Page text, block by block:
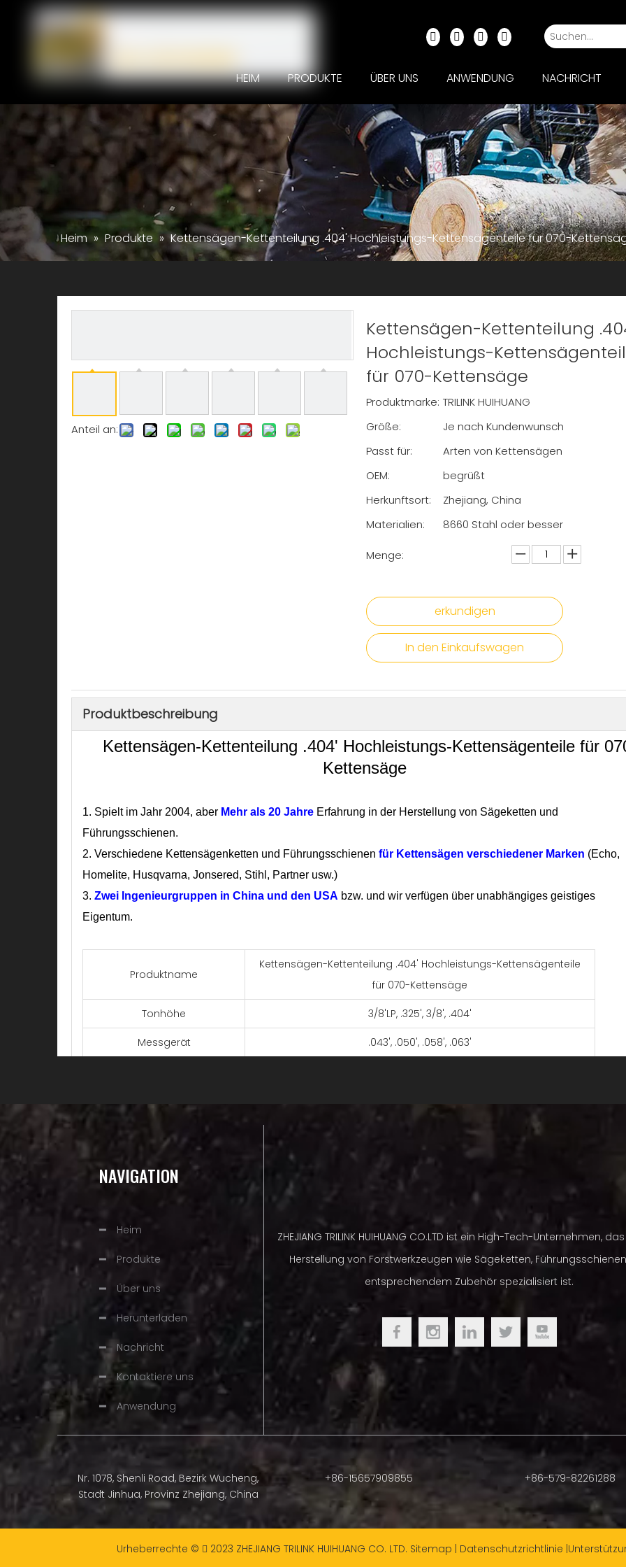
HEIM PRODUKTE ÜBER UNS ANWENDUNG NACHRICHT
Heim » Produkte » Kettensägen-Kettenteilung .404' Hochleistungs-Kettensägenteile für 070-
Anteil an:
Kettensägen-Kettenteilung
Hochleistungs-
für 070-Kettensäge
Produktmarke: TRILINK HUIHUANG
Größe:
Je nach Kundenwunsch
Passt für:
Arten von Kettensägen
OEM:
begrüßt
Herkunftsort:
Zhejiang, China
Materialien:
8660 Stahl oder besser
Menge:
erkundigen
In den Einkaufswagen
Produktbeschreibung
Kettensägen-Kettenteilung .404' Hochleistungs-Kettensägenteile für
Kettensäge
1. Spielt im Jahr 2004, aber Mehr als 20 Jahre Erfahrung in der Herstellung von Sägeketten und
Führungsschienen.
2. Verschiedene Kettensägenketten und Führungsschienen für Kettensägen verschiedener Marken (Echo,
Homelite, Husqvarna, Jonsered, Stihl, Partner usw.)
3. Zwei Ingenieurgruppen in China und den USA bzw. und wir verfügen über unabhängiges geistiges
Eigentum.
Produktname
Kettensägen-Kettenteilung .404' Hochleistungs-Kettensägenteile
für 070-Kettensäge
Tonhöhe 3/8'LP, .325', 3/8', .404'
Messgerät .043', .050', .058', .063'
Material
1. TriLink-Sägeketten-Halbmeißelketten sind auf Präzision,
Ausgewogenheit und geringe Vibrationen ausgelegt.
2. Schneiden Sie schneller bei schmutzigen und kiesigen
3. Alle unsere Halbmeißelketten werden mit fortschrittlicher
Wärmebehandlung und Hartchrom hergestellt, um eine
verbesserte Schneidleistung zu ermöglichen.
Passt für Hervorragende Leistungskette für professionelle Anwender
Marke TRILINK HUIHUANG
Verpackung im Blister, Farbbox, Metallbox etc.
NAVIGATION
Heim
Produkte
Über uns
Herunterladen
Nachricht
Kontaktiere uns
Anwendung
ZHEJIANG TRILINK HUIHUANG CO.LTD ist ein High-Tech-Unternehmen,
Herstellung von Forstwerkzeugen wie Sägeketten,
entsprechendem Zubehör spezialisiert ist.
Nr. 1078, Shenli Road, Bezirk Wucheng,
Stadt Jinhua, Provinz Zhejiang, China
+86-15657909855 +86-579-82261288
Urheberrechte ©  2023 ZHEJIANG TRILINK HUIHUANG CO. LTD. Sitemap Datenschutzrichtlinie